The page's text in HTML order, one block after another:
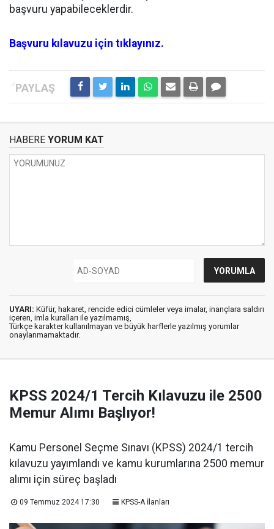
başvuru yapabileceklerdir.
Başvuru kılavuzu için tıklayınız.
HABERE YORUM KAT
UYARI: Küfür, hakaret, rencide edici cümleler veya imalar, inançlara saldırı
içeren, imla kuralları ile yazılmamış,
Türkçe karakter kullanılmayan ve büyük harflerle yazılmış yorumlar
onaylanmamaktadır.
KPSS 2024/1 Tercih Kılavuzu ile 2500
Memur Alımı Başlıyor!
Kamu Personel Seçme Sınavı (KPSS) 2024/1 tercih
kılavuzu yayımlandı ve kamu kurumlarına 2500 memur
alımı için süreç başladı
09 Temmuz 2024 17:30 KPSS-A İlanları